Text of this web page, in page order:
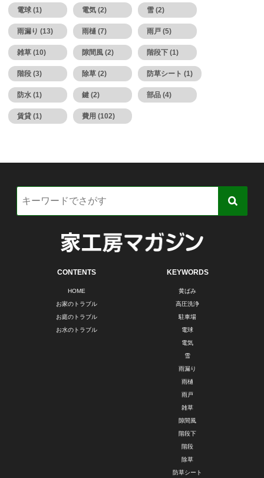
電球 (1) 電気 (2) 雪 (2)
雨漏り (13) 雨樋 (7) 雨戸 (5)
雑草 (10) 隙間風 (2) 階段下 (1)
階段 (3) 除草 (2) 防草シート (1)
防水 (1) 鍵 (2) 部品 (4)
賃貸 (1) 費用 (102)
CONTENTS
HOME
お家のトラブル
お庭のトラブル
お水のトラブル
KEYWORDS
黄ばみ
高圧洗浄
駐車場
電球
電気
雪
雨漏り
雨樋
雨戸
雑草
隙間風
階段下
階段
除草
防草シート